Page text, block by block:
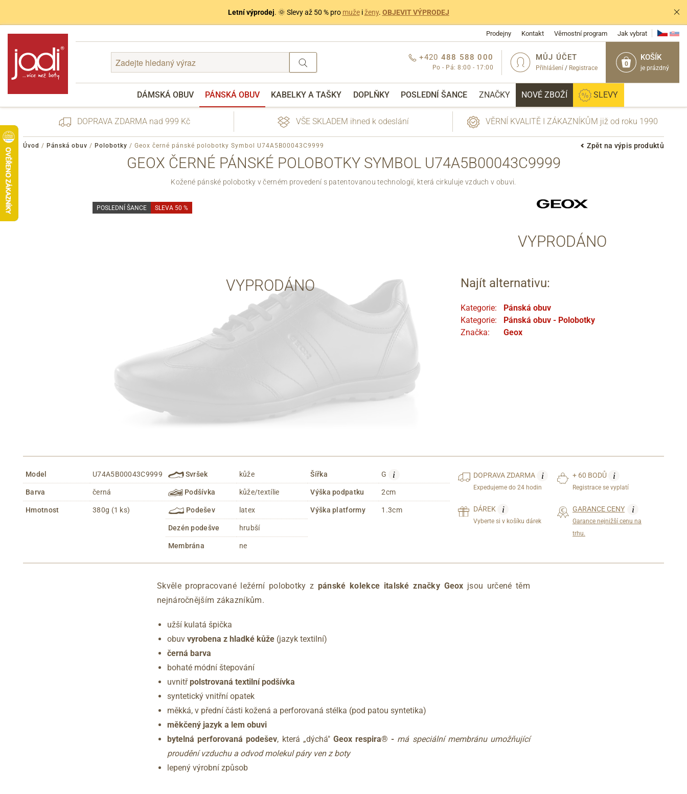
Letní výprodej. 🌞 Slevy až 50 % pro mužeiženy. OBJEVIT VÝPRODEJ
Prodejny Kontakt Věrnostní program Jak vybrat
0
KOŠÍK
je prázdný
MŮJ ÚČET
Přihlášení / Registrace
+420 488 588 000
Po - Pá: 8:00 - 17:00
DÁMSKÁ OBUV PÁNSKÁ OBUV KABELKY A TAŠKY DOPLŇKY POSLEDNÍ ŠANCE ZNAČKY NOVÉ ZBOŽÍ SLEVY
Zapomenuté heslo
Přes Google
DOPRAVA ZDARMA nad 999 Kč VŠE SKLADEM ihned k odeslání VĚRNÍ KVALITĚ I ZÁKAZNÍKŮM již od roku 1990
Zpět na výpis produktů
Úvod / Pánská obuv / Polobotky / Geox černé pánské polobotky Symbol U74A5B00043C9999
GEOX ČERNÉ PÁNSKÉ POLOBOTKY SYMBOL U74A5B00043C9999
Kožené pánské polobotky v černém provedení s patentovanou technologií, která cirkuluje vzduch v obuvi.
VYPRODÁNO
POSLEDNÍ ŠANCE SLEVA 50 %
VYPRODÁNO
Najít alternativu:
Kategorie:
Pánská obuv
Kategorie:
Pánská obuv - Polobotky
Značka:
Geox
Model U74A5B00043C9999
Barva černá
Hmotnost 380g (1 ks)
Svršek kůže
Podšívka kůže/textílie
Podešev latex
Dezén podešve hrubší
Membrána ne
Šířka G i
Výška podpatku 2cm
Výška platformy 1.3cm
DOPRAVAZDARMA i
Expedujeme do 24 hodin
+ 60 BODŮ i
Registrace se vyplatí
DÁREK i
Vyberte si v košíku dárek
GARANCE CENY i
Garance nejnižší cenu na
trhu.
Skvěle propracované ležérní polobotky z pánské kolekce italské značky Geox jsou určené těm
nejnáročnějším zákazníkům.
užší kulatá špička
obuv vyrobena z hladké kůže (jazyk textilní)
černá barva
bohaté módní štepování
uvnitřpolstrovaná textilní podšívka
syntetický vnitřní opatek
měkká, v přední části kožená a perforovaná stélka (pod patou syntetika)
měkčený jazyk a lem obuvi
bytelná perforovaná podešev, která „dýchá" Geox respira® - má speciální membránu umožňující
proudění vzduchu a odvod molekul páry ven z boty
lepený výrobní způsob